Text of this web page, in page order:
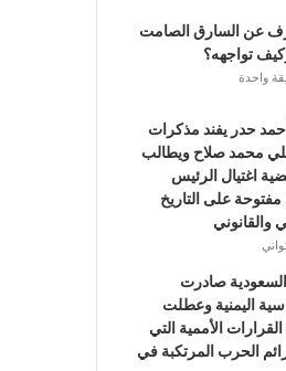
عن السارق الصامت
تواجهه؟
واحدة
حدر يفند مذكرات
محمد صلاح ويطالب
اغتيال الرئيس
على التاريخ
والقانوني
صادرت
اليمنية وعطلت
الأممية التي
الحرب المرتكبة في